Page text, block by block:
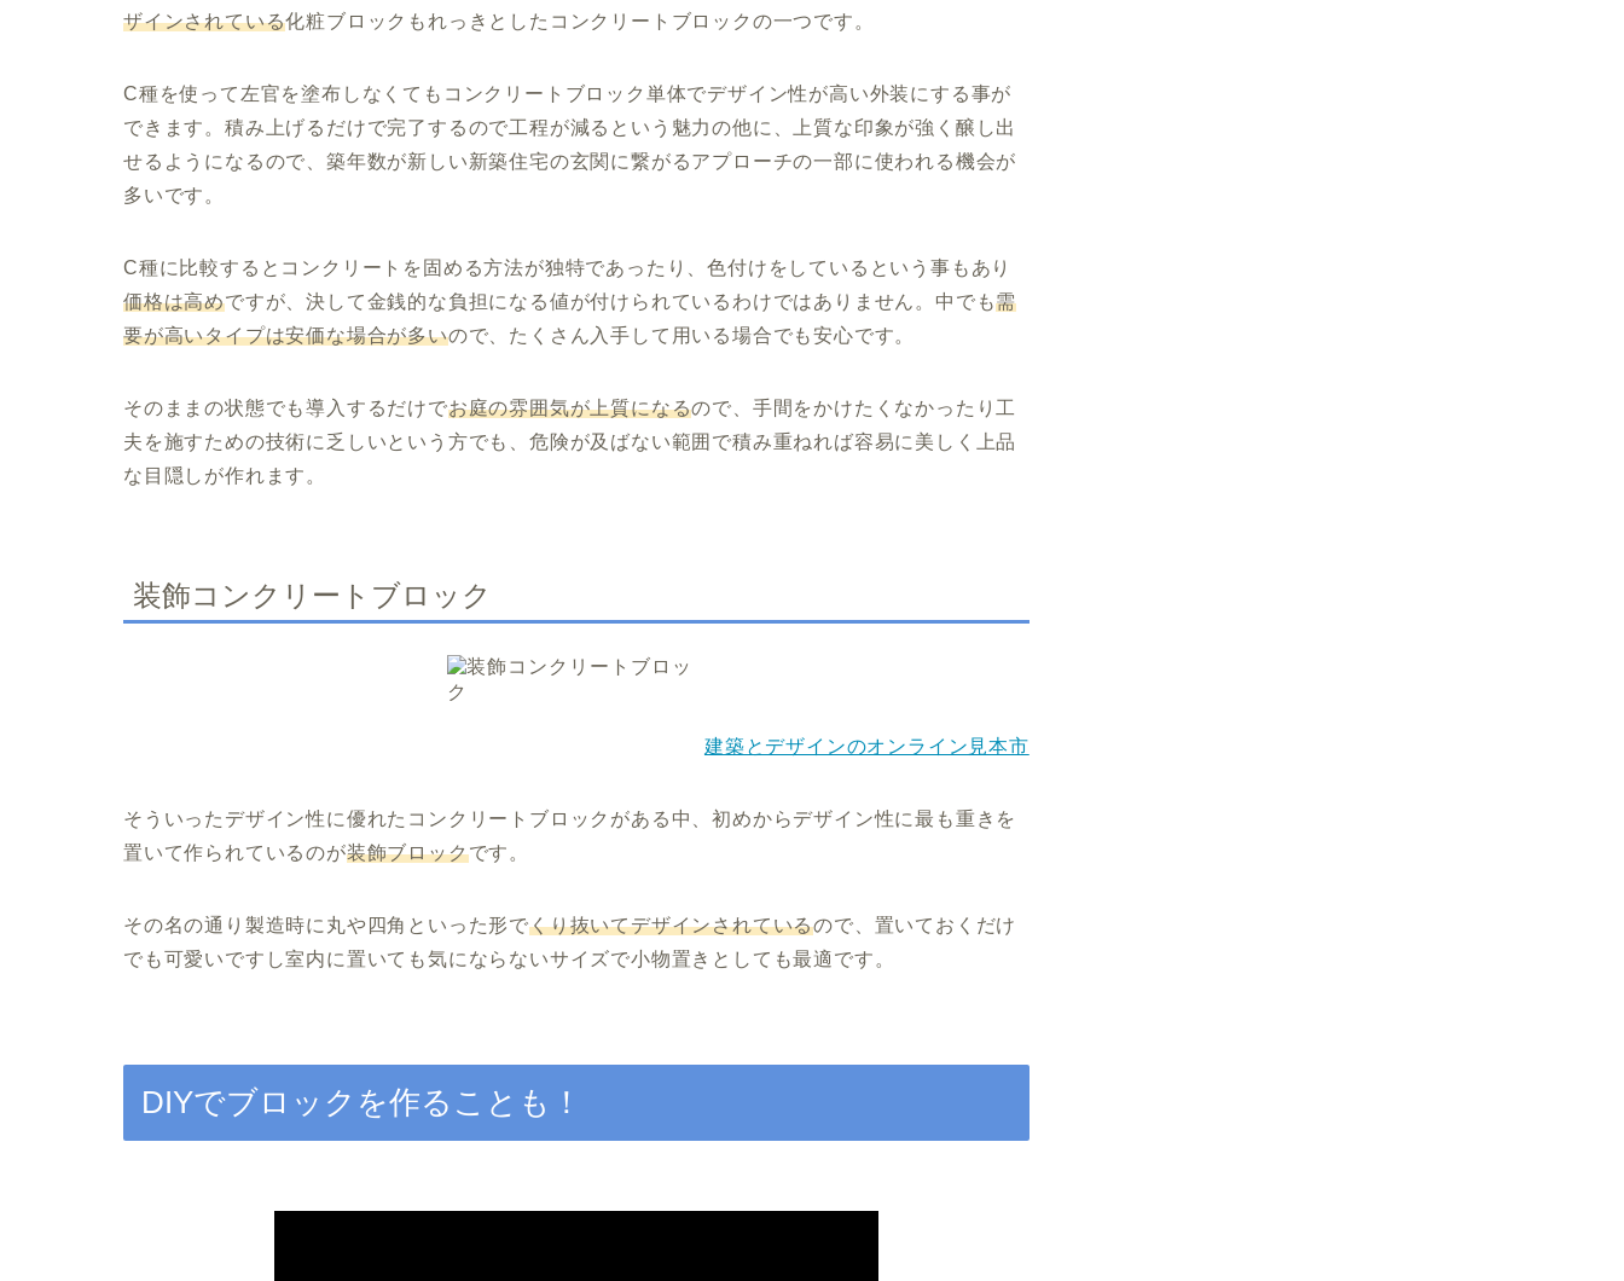
ザインされている化粧ブロックもれっきとしたコンクリートブロックの一つです。
C種を使って左官を塗布しなくてもコンクリートブロック単体でデザイン性が高い外装にする事が
できます。積み上げるだけで完了するので工程が減るという魅力の他に、上質な印象が強く醸し出
せるようになるので、築年数が新しい新築住宅の玄関に繋がるアプローチの一部に使われる機会が
多いです。
C種に比較するとコンクリートを固める方法が独特であったり、色付けをしているという事もあり
価格は高めですが、決して金銭的な負担になる値が付けられているわけではありません。中でも需
要が高いタイプは安価な場合が多いので、たくさん入手して用いる場合でも安心です。
そのままの状態でも導入するだけでお庭の雰囲気が上質になるので、手間をかけたくなかったり工
夫を施すための技術に乏しいという方でも、危険が及ばない範囲で積み重ねれば容易に美しく上品
な目隠しが作れます。
装飾コンクリートブロック
建築とデザインのオンライン見本市
そういったデザイン性に優れたコンクリートブロックがある中、初めからデザイン性に最も重きを
置いて作られているのが装飾ブロックです。
その名の通り製造時に丸や四角といった形でくり抜いてデザインされているので、置いておくだけ
でも可愛いですし室内に置いても気にならないサイズで小物置きとしても最適です。
DIYでブロックを作ることも！